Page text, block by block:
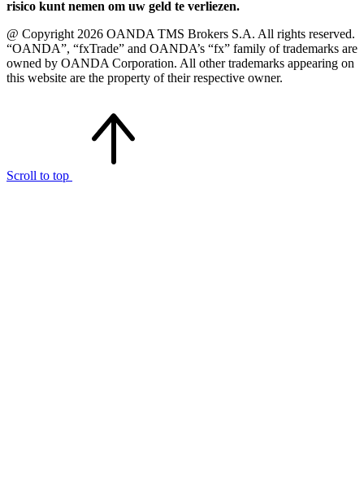
risico kunt nemen om uw geld te verliezen.
@ Copyright 2026 OANDA TMS Brokers S.A. All rights reserved.
“OANDA”, “fxTrade” and OANDA’s “fx” family of trademarks are
owned by OANDA Corporation. All other trademarks appearing on
this website are the property of their respective owner.
Scroll to top